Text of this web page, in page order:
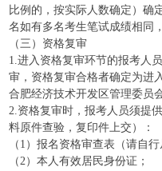
比例的，按实际人数确定）确
名如有多名考生笔试成绩相同
（三）资格复审
1.进入资格复审环节的报考人
审，资格复审合格者确定为进
合肥经济技术开发区管理委员
2.资格复审时，报考人员须提
料原件查验，复印件上交）：
（1）报名资格审查表（请自
（2）本人有效居民身份证；